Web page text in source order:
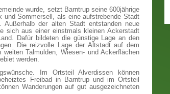
wurde, setzt Barntrup seine 600jährige
und Sommersell, als eine aufstrebende Stadt
Außerhalb der alten Stadt entstanden neue
sich aus einer einstmals kleinen Ackerstadt
Dafür bildeten die günstige Lage an den
Die reizvolle Lage der Altstadt auf dem
Talmulden, Wiesen- und Ackerflächen
werden.
Im Ortsteil Alverdissen können
Freibad in Barntrup und im Ortsteil
Wanderungen auf gut ausgezeichneten